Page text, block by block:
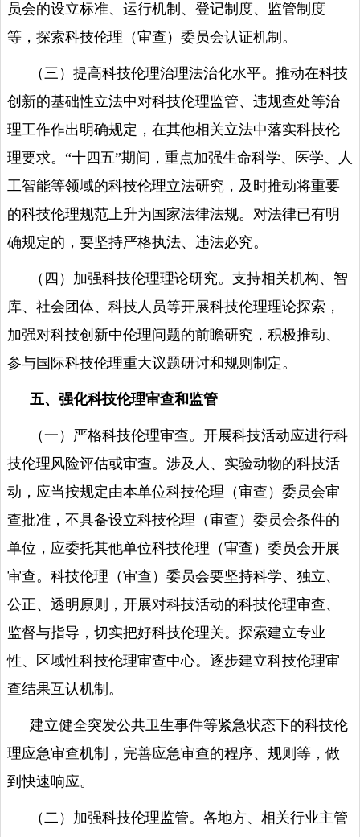
员会的设立标准、运行机制、登记制度、监管制度
等，探索科技伦理（审查）委员会认证机制。
（三）提高科技伦理治理法治化水平。推动在科技
创新的基础性立法中对科技伦理监管、违规查处等治
理工作作出明确规定，在其他相关立法中落实科技伦
理要求。 “十四五”期间，重点加强生命科学、医学、人
工智能等领域的科技伦理立法研究，及时推动将重要
的科技伦理规范上升为国家法律法规。对法律已有明
确规定的，要坚持严格执法、违法必究。
（四）加强科技伦理理论研究。支持相关机构、智
库、社会团体、科技人员等开展科技伦理理论探索，
加强对科技创新中伦理问题的前瞻研究，积极推动、
参与国际科技伦理重大议题研讨和规则制定。
五、强化科技伦理审查和监管
（一）严格科技伦理审查。开展科技活动应进行科
技伦理风险评估或审查。涉及人、实验动物的科技活
动，应当按规定由本单位科技伦理（审查）委员会审
查批准，不具备设立科技伦理（审查）委员会条件的
单位，应委托其他单位科技伦理（审查）委员会开展
审查。科技伦理（审查）委员会要坚持科学、独立、
公正、透明原则，开展对科技活动的科技伦理审查、
监督与指导，切实把好科技伦理关。探索建立专业
性、区域性科技伦理审查中心。逐步建立科技伦理审
查结果互认机制。
建立健全突发公共卫生事件等紧急状态下的科技伦
理应急审查机制，完善应急审查的程序、规则等，做
到快速响应。
（二）加强科技伦理监管。各地方、相关行业主管